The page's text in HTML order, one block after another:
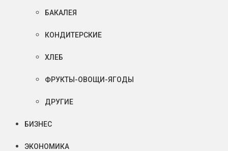
БАКАЛЕЯ
КОНДИТЕРСКИЕ
ХЛЕБ
ФРУКТЫ-ОВОЩИ-ЯГОДЫ
ДРУГИЕ
БИЗНЕС
ЭКОНОМИКА